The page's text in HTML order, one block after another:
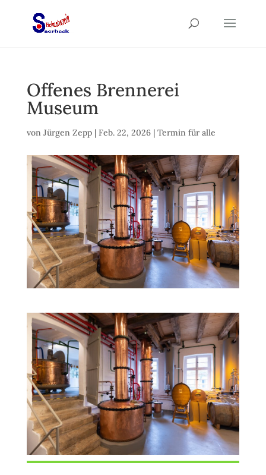
Offenes Brennerei
Museum
von Jürgen Zepp| Feb. 22, 2026| Termin für alle